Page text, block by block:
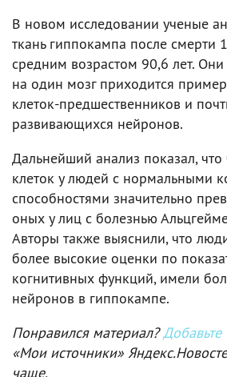
В новом исследовании ученые
ткань гиппокампа после смерти
средним возрастом 90,6 лет.
на один мозг приходится
клеток-предшественников и
развивающихся нейронов.
Дальнейший анализ показал,
клеток у людей с нормальными
способностями значительно
оных у лиц с болезнью
Авторы также выяснили, что
более высокие оценки по
когнитивных функций, имели
нейронов в гиппокампе.
Понравился материал?
«Мои источники»
чаще.